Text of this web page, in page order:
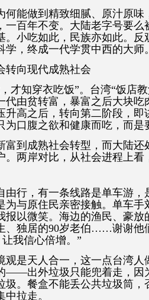
何能做到精致细腻、原汁原味
一百年不变。大陆老字号要
。小吃如此，民族亦如此。
学，终成一代学贯中西的大师
转向现代成熟社会
才知穿衣吃饭”。台湾“饭店
代由贫转富，暴富之后大块
升高之后，转向第二阶段，
为口腹之欲和健康而吃，而是
富到成熟社会转型，而大陆
。两岸对比，从社会进程上
由行，有一条线路是单车游，
为与原住民亲密接触。单车手
报以微笑。海边的渔民、豪
、独居的90岁老伯……谢谢他
让我信心倍增。”
观是天人合一，这一点台湾人
——出外垃圾只能兜着走，因
圾。餐盒不能丢公共垃圾筒，
拉走。